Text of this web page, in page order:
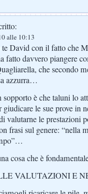
alle 10:13
te David con il fatto che
fatto davvero piangere
che secondo
azzurra…
è che taluni lo
giudicare le sue prove in
valutarne le prestazioni
frasi sul genere: “nella
cosa che è
VALUTAZIONI E